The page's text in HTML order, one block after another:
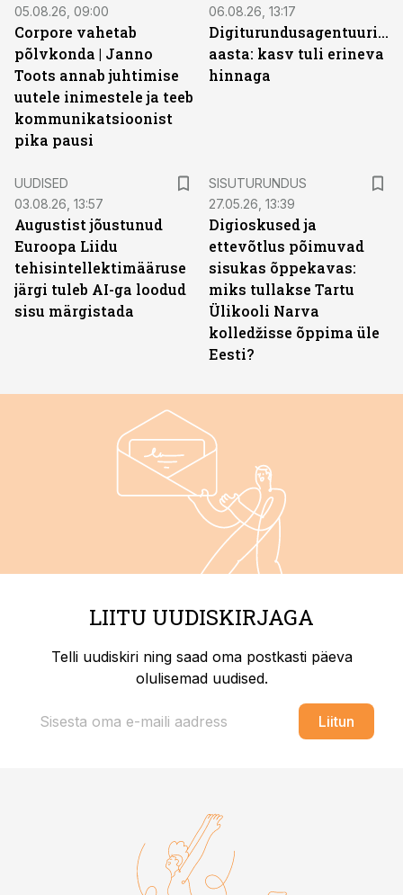
05.08.26, 09:00
Corpore vahetab
põlvkonda | Janno
Toots annab juhtimise
uutele inimestele ja teeb
kommunikatsioonist
pika pausi
06.08.26, 13:17
Digiturundusagentuuride
aasta: kasv tuli erineva
hinnaga
UUDISED
03.08.26, 13:57
Augustist jõustunud
Euroopa Liidu
tehisintellektimääruse
järgi tuleb AI-ga loodud
sisu märgistada
SISUTURUNDUS
27.05.26, 13:39
Digioskused ja
ettevõtlus põimuvad
sisukas õppekavas:
miks tullakse Tartu
Ülikooli Narva
kolledžisse õppima üle
Eesti?
LIITU UUDISKIRJAGA
Telli uudiskiri ning saad oma postkasti päeva
olulisemad uudised.
Liitun